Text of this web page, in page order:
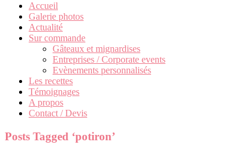
Accueil
Galerie photos
Actualité
Sur commande
Gâteaux et mignardises
Entreprises / Corporate events
Evènements personnalisés
Les recettes
Témoignages
A propos
Contact / Devis
Posts Tagged ‘potiron’